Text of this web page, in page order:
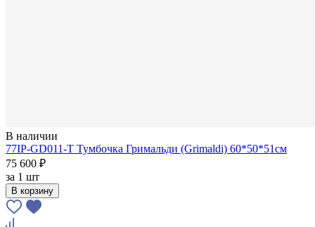
В наличии
77IP-GD011-T Тумбочка Гримальди (Grimaldi) 60*50*51см
75 600 ₽
за 1 шт
В корзину